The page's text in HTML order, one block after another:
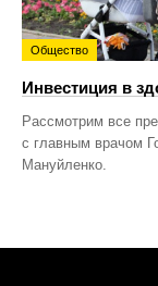
Общество
Инвестиция в
Рассмотрим все
с главным врачом
Мануйленко.